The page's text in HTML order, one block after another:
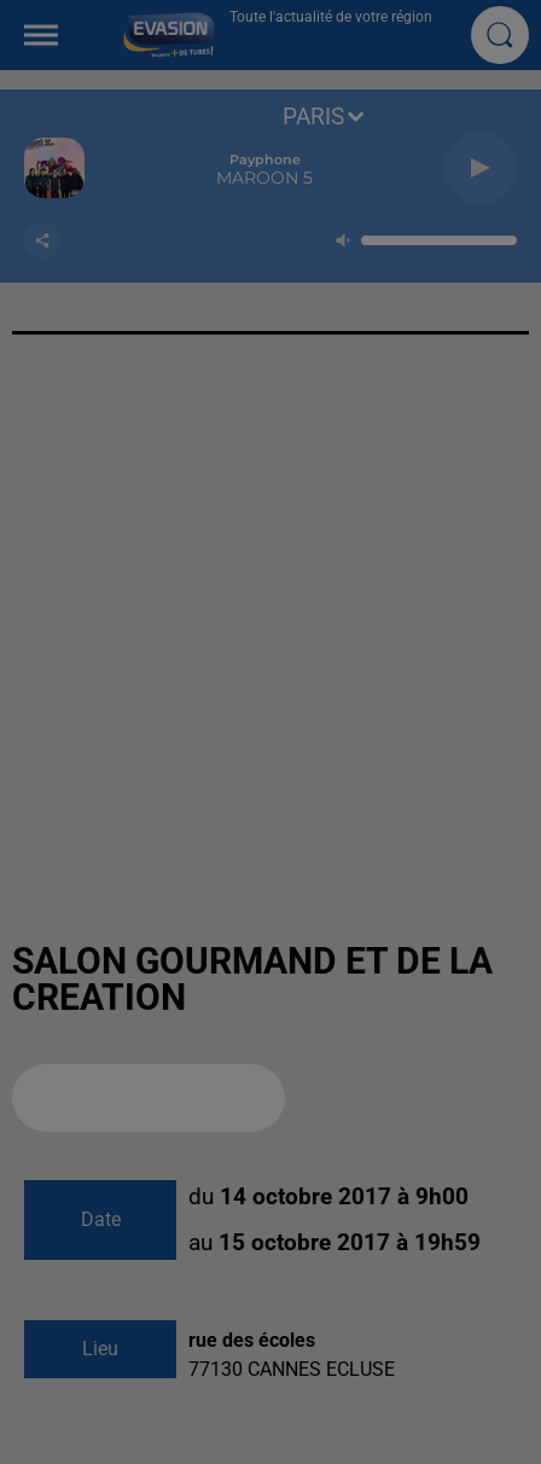
Toute l'actualité de votre région
Payphone
MAROON 5
PARIS
SALON GOURMAND ET DE LA
CREATION
Date
du 14 octobre 2017 à 9h00
au 15 octobre 2017 à 19h59
Lieu
rue des écoles
77130 CANNES ECLUSE